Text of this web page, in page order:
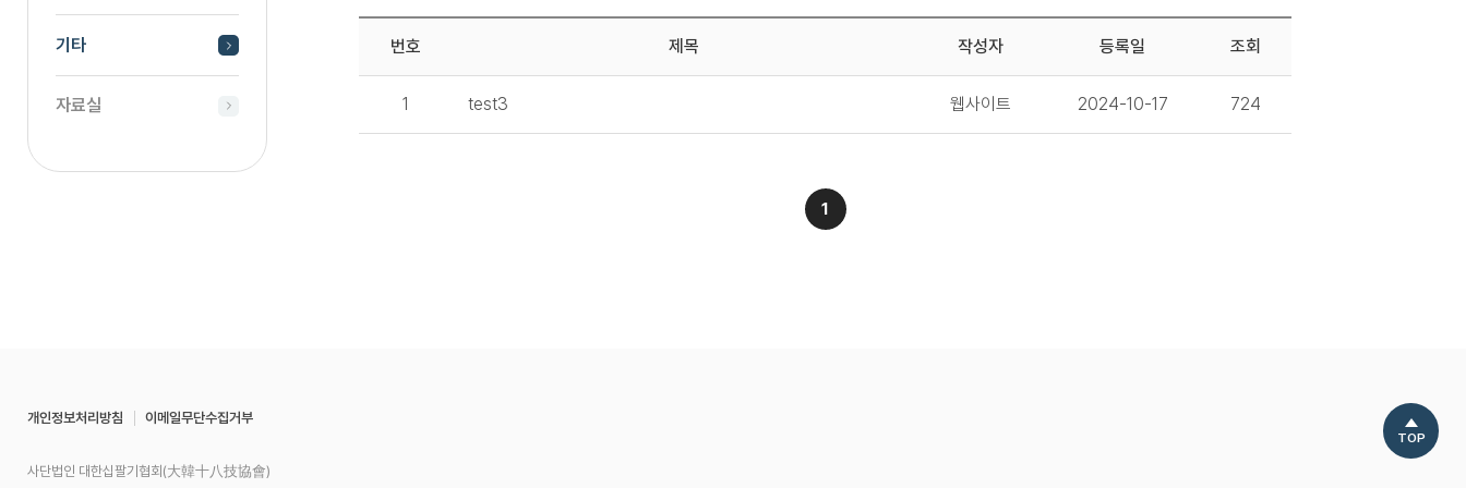
기타
자료실
번호 제목 작성자 등록일 조회
1 test3 웹사이트 2024-10-17 724
1
개인정보처리방침 이메일무단수집거부
사단법인 대한십팔기협회(大韓十八技協會)
TOP